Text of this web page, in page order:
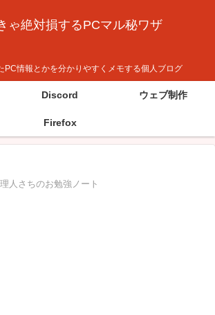
ゃ絶対損するPCマル秘ワザ
PC情報とかを分かりやすくメモする個人ブログ
Discord ウェブ制作
Firefox
人さちのお勉強ノート